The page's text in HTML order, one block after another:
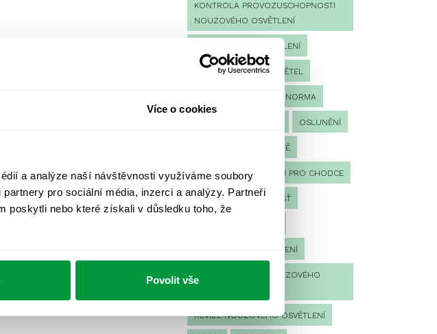
Více o cookies
a analýze naší návštěvnosti využíváme soubory
pro sociální média, inzerci a analýzy. Partneři
poskytli nebo které získali v důsledku toho, že
Povolit vše
KONTROLA PROVOZUSCHOPNOSTI
NOUZOVÉHO OSVĚTLENÍ
LED NOUZOVÉ OSVĚTLENÍ
MĚŘENÍ MĚŘENÍ SVĚTEL
NORMA
OSLUNĚNÍ
OSVĚTLENÍ PRACOVIŠTĚ
OSVĚTLENÍ PŘECHODŮ PRO CHODCE
OSVĚTLENÍ SPORTOVIŠŤ
PROTIPANICKÉ OSVĚTLENÍ
PROVOZNÍ DENÍK NOUZOVÉHO
REVIZE NOUZOVÉHO OSVĚTLENÍ